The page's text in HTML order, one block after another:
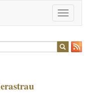
Toggle
navigation